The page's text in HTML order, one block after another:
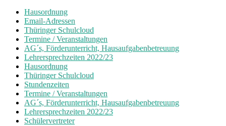
Hausordnung
Email-Adressen
Thüringer Schulcloud
Termine / Veranstaltungen
AG´s, Förderunterricht, Hausaufgabenbetreuung
Lehrersprechzeiten 2022/23
Hausordnung
Thüringer Schulcloud
Stundenzeiten
Termine / Veranstaltungen
AG´s, Förderunterricht, Hausaufgabenbetreuung
Lehrersprechzeiten 2022/23
Schülervertreter